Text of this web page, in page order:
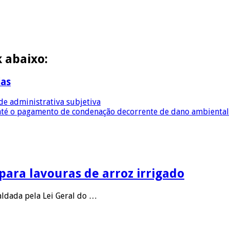
abaixo:
administrativa subjetiva
o pagamento de condenação decorrente de dano ambiental
lavouras de arroz irrigado
pela Lei Geral do …